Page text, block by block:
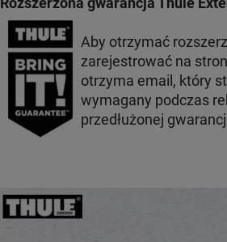
Aby otrzymać
zarejestrować na
otrzyma email, który
wymagany podczas
przedłużonej